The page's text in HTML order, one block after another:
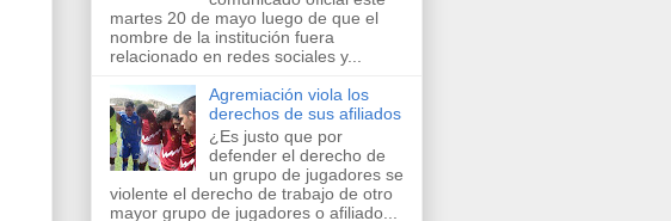
martes 20 de mayo luego de que el
nombre de la institución fuera
relacionado en redes sociales y...
Agremiación viola los
derechos de sus afiliados
¿Es justo que por
defender el derecho de
un grupo de jugadores se
violente el derecho de trabajo de otro
mayor grupo de jugadores o afiliado...